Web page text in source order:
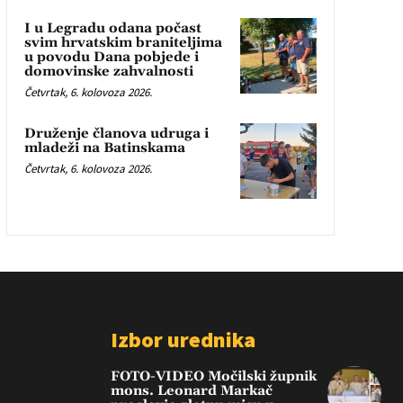
I u Legradu odana počast
svim hrvatskim braniteljima
u povodu Dana pobjede i
domovinske zahvalnosti
Četvrtak, 6. kolovoza 2026.
Druženje članova udruga i
mladeži na Batinskama
Četvrtak, 6. kolovoza 2026.
Izbor urednika
FOTO-VIDEO Močilski župnik
mons. Leonard Markač